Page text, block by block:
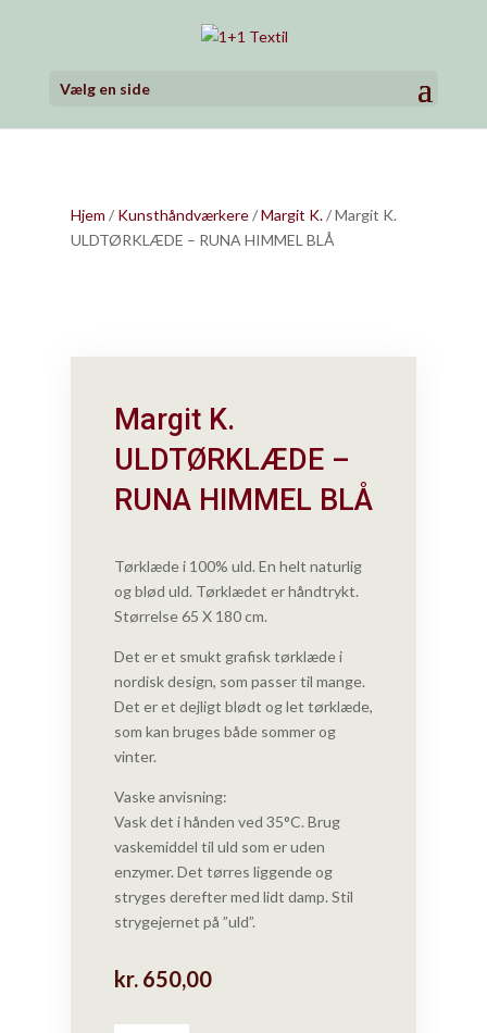
Vælg en side
Hjem / Kunsthåndværkere/Margit K./ Margit K.
ULDTØRKLÆDE – RUNA HIMMEL BLÅ
Margit K.
ULDTØRKLÆDE –
RUNA HIMMEL BLÅ
Tørklæde i 100% uld. En helt naturlig
og blød uld. Tørklædet er håndtrykt.
Størrelse 65 X 180 cm.
Det er et smukt grafisk tørklæde i
nordisk design, som passer til mange.
Det er et dejligt blødt og let tørklæde,
som kan bruges både sommer og
vinter.
Vaske anvisning:
Vask det i hånden ved 35°C. Brug
vaskemiddel til uld som er uden
enzymer. Det tørres liggende og
stryges derefter med lidt damp. Stil
strygejernet på ”uld”.
kr.650,00